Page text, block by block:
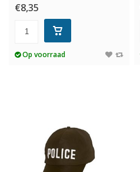
€8,35
Op voorraad